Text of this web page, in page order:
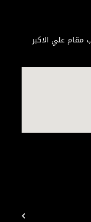
مقام علي الاكبر